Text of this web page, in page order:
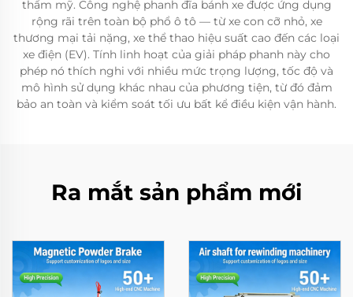
thẩm mỹ. Công nghệ phanh đĩa bánh xe được ứng dụng
rộng rãi trên toàn bộ phổ ô tô — từ xe con cỡ nhỏ, xe
thương mại tải nặng, xe thể thao hiệu suất cao đến các loại
xe điện (EV). Tính linh hoạt của giải pháp phanh này cho
phép nó thích nghi với nhiều mức trọng lượng, tốc độ và
mô hình sử dụng khác nhau của phương tiện, từ đó đảm
bảo an toàn và kiểm soát tối ưu bất kể điều kiện vận hành.
Ra mắt sản phẩm mới